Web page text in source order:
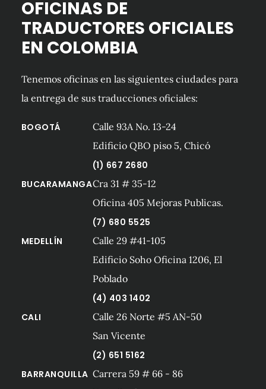
OFICINAS DE
TRADUCTORES OFICIALES
EN COLOMBIA
Tenemos oficinas en las siguientes ciudades para
la entrega de sus traducciones oficiales:
BOGOTÁ
Calle 93A No. 13-24
Edificio QBO piso 5, Chicó
(1) 667 2680
BUCARAMANGACra 31 # 35-12
Oficina 405 Mejoras Publicas.
(7) 680 5525
MEDELLÍN
Calle 29 #41-105
Edificio Soho Oficina 1206, El
Poblado
(4) 403 1402
CALI
Calle 26 Norte #5 AN-50
San Vicente
(2) 651 5162
BARRANQUILLA Carrera 59 # 66 - 86